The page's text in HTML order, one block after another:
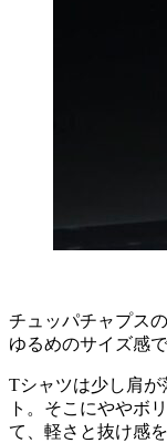
チュッパチャプス
ゆるめのサイズ感
Tシャツは少し肩
ト。そこにややボ
て、軽さと抜け感